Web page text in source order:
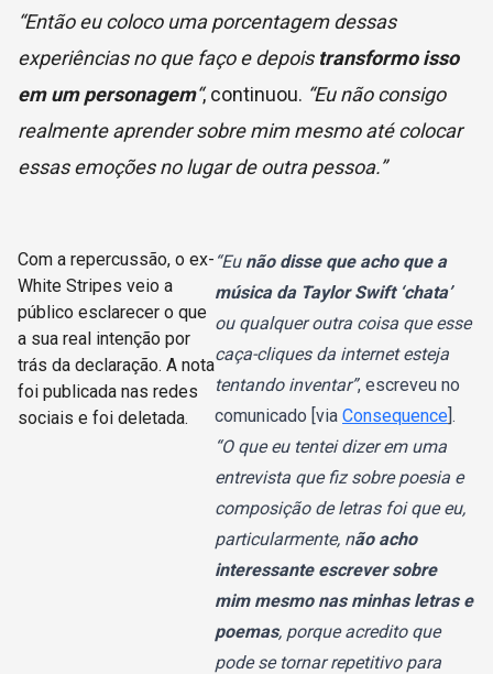
“Então eu coloco uma porcentagem dessas
experiências no que faço e depois transformo isso
em um personagem“, continuou. “Eu não consigo
realmente aprender sobre mim mesmo até colocar
essas emoções no lugar de outra pessoa.”
Com a repercussão, o ex-
White Stripes veio a
público esclarecer o que
a sua real intenção por
trás da declaração. A nota
foi publicada nas redes
sociais e foi deletada.
“Eunão disse que acho que a
música da Taylor Swift‘chata’
ou qualquer outra coisa que esse
caça-cliques da internet esteja
tentando inventar”, escreveu no
comunicado [via Consequence].
“O que eu tentei dizer em uma
entrevista que fiz sobre poesia e
composição de letras foi que eu,
particularmente, não acho
interessante escrever sobre
mim mesmo nas minhas letras e
poemas, porque acredito que
pode se tornar repetitivo para